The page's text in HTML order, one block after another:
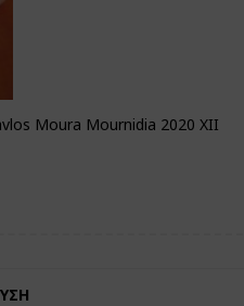
Moura Mournidia 2020 XII